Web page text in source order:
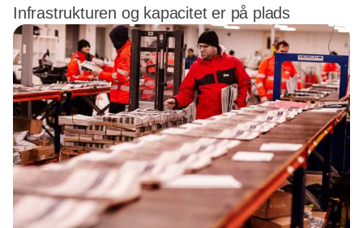
Infrastrukturen og kapacitet er på plads